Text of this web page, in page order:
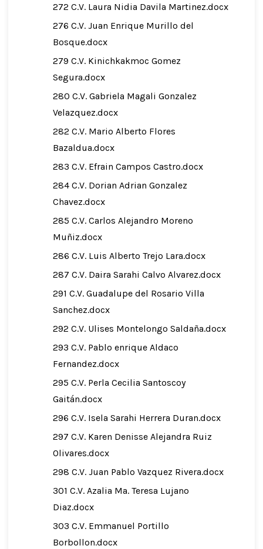
272 C.V. Laura Nidia Davila Martinez.docx
276 C.V. Juan Enrique Murillo del
Bosque.docx
279 C.V. Kinichkakmoc Gomez
Segura.docx
280 C.V. Gabriela Magali Gonzalez
Velazquez.docx
282 C.V. Mario Alberto Flores
Bazaldua.docx
283 C.V. Efrain Campos Castro.docx
284 C.V. Dorian Adrian Gonzalez
Chavez.docx
285 C.V. Carlos Alejandro Moreno
Muñiz.docx
286 C.V. Luis Alberto Trejo Lara.docx
287 C.V. Daira Sarahi Calvo Alvarez.docx
291 C.V. Guadalupe del Rosario Villa
Sanchez.docx
292 C.V. Ulises Montelongo Saldaña.docx
293 C.V. Pablo enrique Aldaco
Fernandez.docx
295 C.V. Perla Cecilia Santoscoy
Gaitán.docx
296 C.V. Isela Sarahi Herrera Duran.docx
297 C.V. Karen Denisse Alejandra Ruiz
Olivares.docx
298 C.V. Juan Pablo Vazquez Rivera.docx
301 C.V. Azalia Ma. Teresa Lujano
Diaz.docx
303 C.V. Emmanuel Portillo
Borbollon.docx